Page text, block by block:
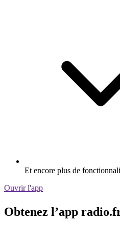
Et encore plus de
Ouvrir l'app
Obtenez l’app